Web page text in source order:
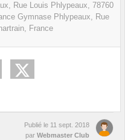
Rue Louis Phlypeaux, 78760
Gymnase Phlypeaux, Rue
France
Publié le 11 sept. 2018
par Webmaster Club